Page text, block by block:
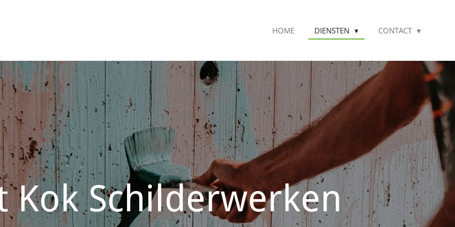
HOME DIENSTEN CONTACT
Kok Schilderwerken